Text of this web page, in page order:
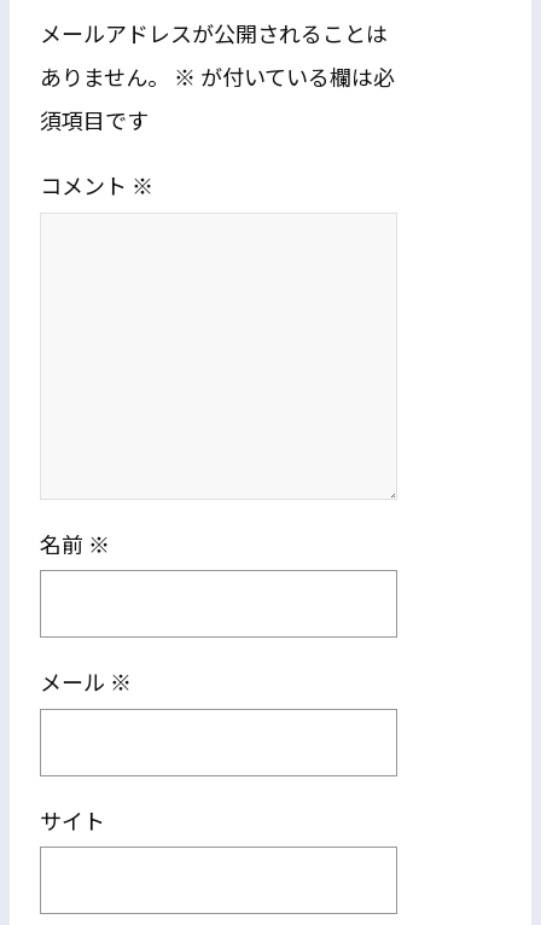
メールアドレスが公開されることは
ありません。
※ が付いている欄は必
須項目です
コメント ※
名前 ※
メール ※
サイト